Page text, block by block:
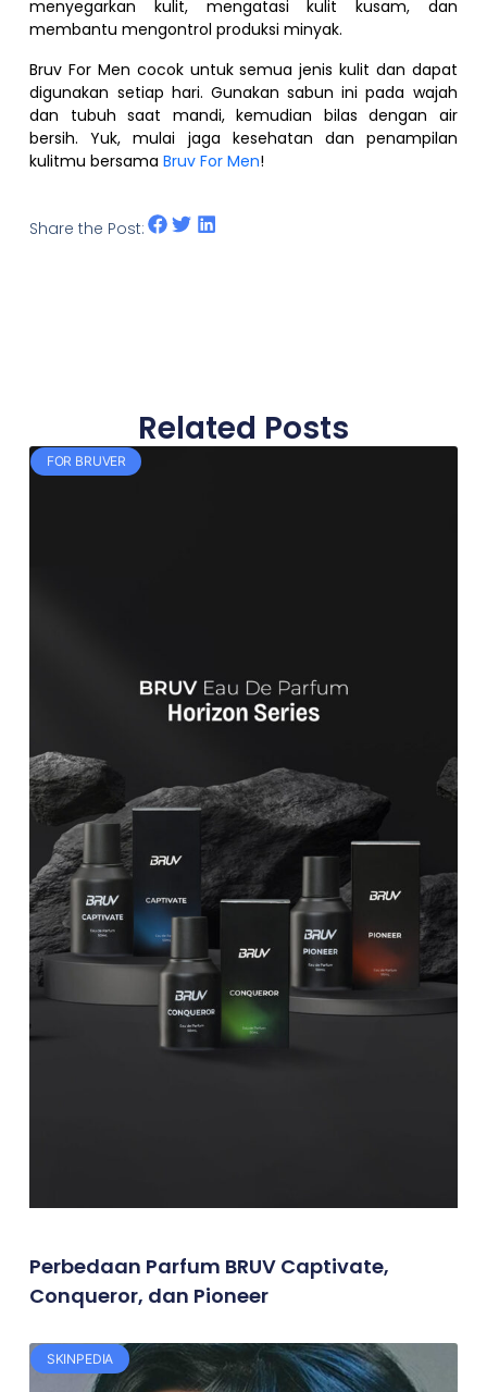
menyegarkan kulit, mengatasi kulit kusam, dan
membantu mengontrol produksi minyak.
Bruv For Men cocok untuk semua jenis kulit dan dapat
digunakan setiap hari. Gunakan sabun ini pada wajah
dan tubuh saat mandi, kemudian bilas dengan air
bersih. Yuk, mulai jaga kesehatan dan penampilan
kulitmu bersamaBruv For Men!
Share the Post:
Related Posts
FOR BRUVER
Perbedaan Parfum BRUV Captivate,
Conqueror, dan Pioneer
SKINPEDIA